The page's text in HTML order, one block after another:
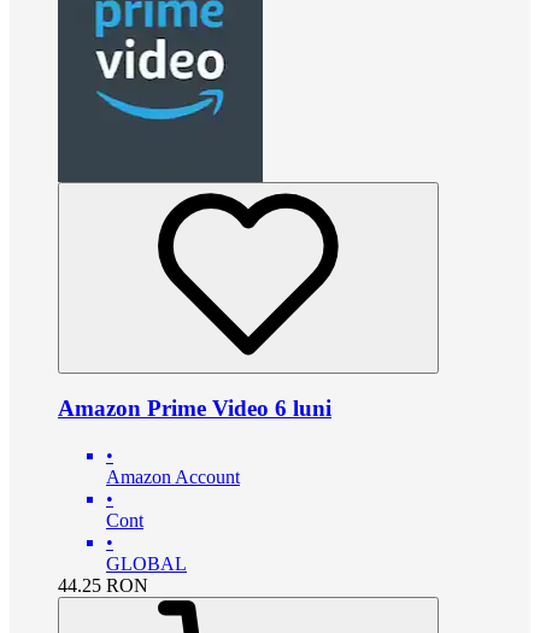
Amazon Prime Video 6 luni
•
Amazon Account
•
Cont
•
GLOBAL
44.25 RON